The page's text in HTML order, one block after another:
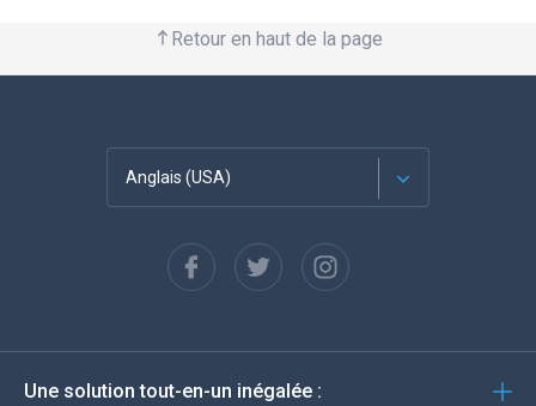
Retour en haut de la page
Anglais (USA)
Espagnol
Deutsch
Une solution tout-en-un inégalée :